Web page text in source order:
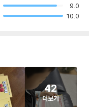
9.0
10.0
42
더보기